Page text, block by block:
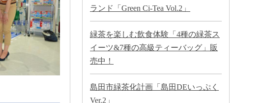
ランド「Green Ci-Tea Vol.2」
緑茶を楽しむ飲食体験「4種の緑茶ス
イーツ&7種の高級ティーバッグ」販
売中！
島田市緑茶化計画「島田DEいっぷく
Ver.2」